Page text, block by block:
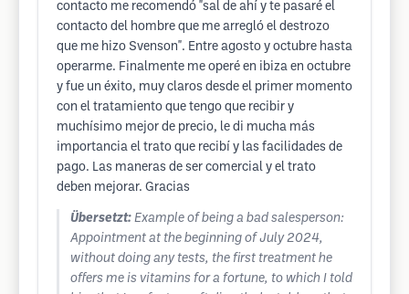
contacto me recomendó "sal de ahí y te pasaré el
contacto del hombre que me arregló el destrozo
que me hizo Svenson". Entre agosto y octubre hasta
operarme. Finalmente me operé en ibiza en octubre
y fue un éxito, muy claros desde el primer momento
con el tratamiento que tengo que recibir y
muchísimo mejor de precio, le di mucha más
importancia el trato que recibí y las facilidades de
pago. Las maneras de ser comercial y el trato
deben mejorar. Gracias
Übersetzt: Example of being a bad salesperson:
Appointment at the beginning of July 2024,
without doing any tests, the first treatment he
offers me is vitamins for a fortune, to which I told